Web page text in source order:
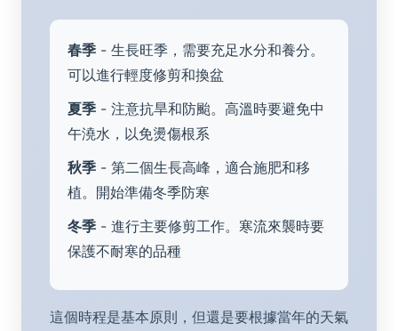
春季 - 生長旺季，需要充足水分和養分。
可以進行輕度修剪和換盆
夏季 - 注意抗旱和防颱。高溫時要避免中
午澆水，以免燙傷根系
秋季 - 第二個生長高峰，適合施肥和移
植。開始準備冬季防寒
冬季 - 進行主要修剪工作。寒流來襲時要
保護不耐寒的品種
這個時程是基本原則，但還是要根據當年的天氣